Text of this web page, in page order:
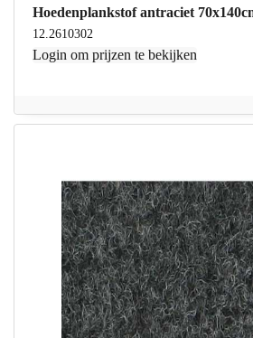
Hoedenplankstof antraciet
12.2610302
Login om prijzen te bekijken